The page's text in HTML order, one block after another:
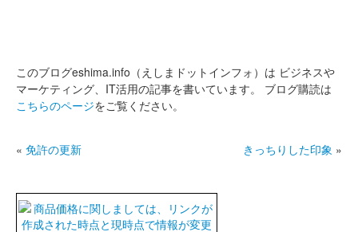
このブログeshima.info（えしまドットインフォ）は ビジネスや
マーケティング、IT活用の記事を書いています。
ブログ購読は
こちらのページをご覧ください。
« 免許の更新 きっちりした印象 »